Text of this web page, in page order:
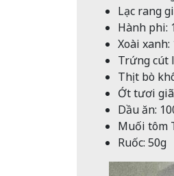
Lạc rang
Hành phi:
Xoài
Trứng cút
Thịt bò
Ớt tươi
Dầu ăn:
Muối tôm
Ruốc: 50g